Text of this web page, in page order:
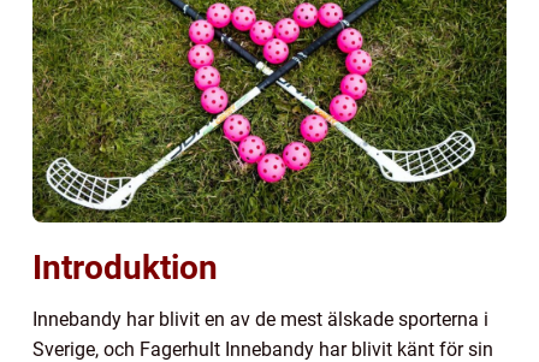
Introduktion
Innebandy har blivit en av de mest älskade sporterna i
Sverige, och Fagerhult Innebandy har blivit känt för sin